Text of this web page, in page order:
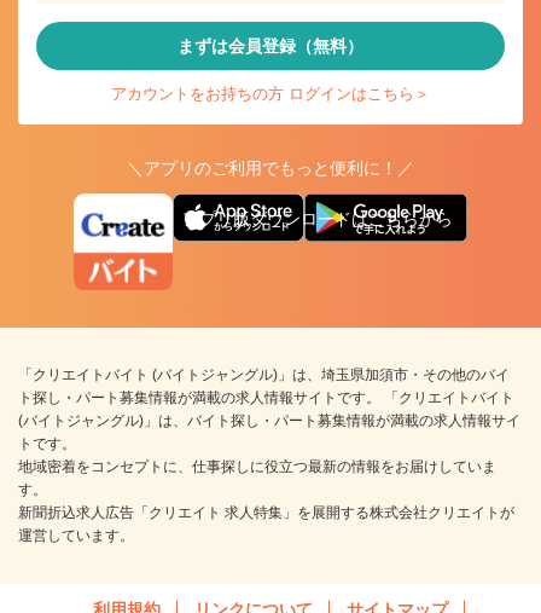
まずは会員登録（無料）
アカウントをお持ちの方 ログインはこちら＞
＼アプリのご利用でもっと便利に！／
アプリ版ダウンロードはこちらから
「クリエイトバイト (バイトジャングル)」は、埼玉県加須市・その他のバイ
ト探し・パート募集情報が満載の求人情報サイトです。 「クリエイトバイト
(バイトジャングル)」は、バイト探し・パート募集情報が満載の求人情報サイ
トです。
地域密着をコンセプトに、仕事探しに役立つ最新の情報をお届けしていま
す。
新聞折込求人広告「クリエイト 求人特集」を展開する株式会社クリエイトが
運営しています。
利用規約 リンクについて サイトマップ